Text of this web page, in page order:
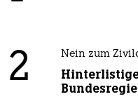
2 Nein zum